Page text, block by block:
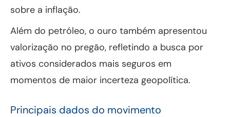
sobre a inflação.
Além do petróleo, o ouro também apresentou
valorização no pregão, refletindo a busca por
ativos considerados mais seguros em
momentos de maior incerteza geopolítica.
Principais dados do movimento